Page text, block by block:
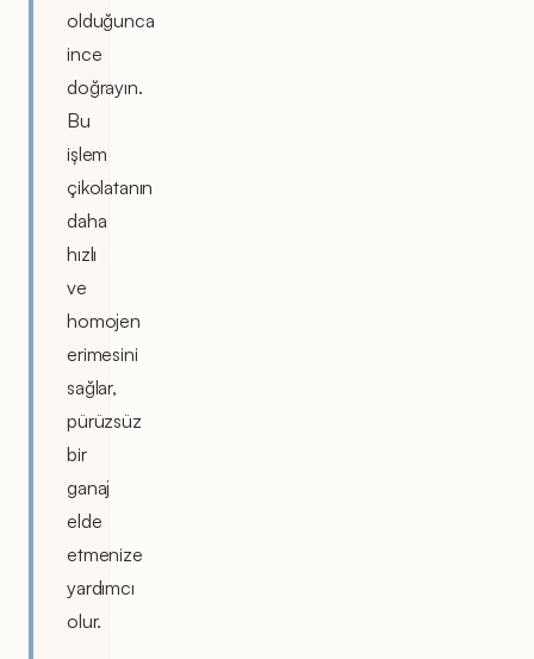
olduğunca
ince
doğrayın.
Bu
işlem
çikolatanın
daha
hızlı
ve
homojen
erimesini
sağlar,
pürüzsüz
bir
ganaj
elde
etmenize
yardımcı
olur.